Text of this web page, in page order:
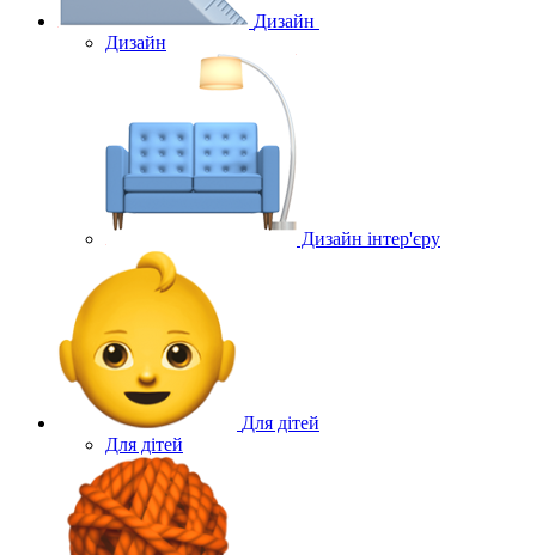
Дизайн
Дизайн
Дизайн інтер'єру
Для дітей
Для дітей